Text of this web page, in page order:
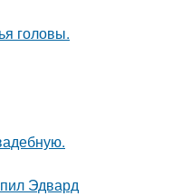
головы.
Эдвард